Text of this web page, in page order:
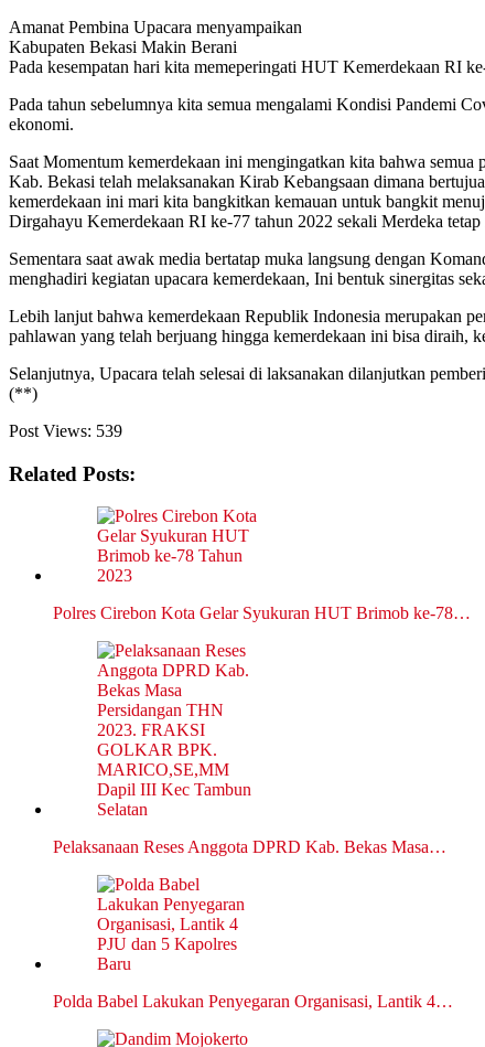
Amanat Pembina Upacara menyampaikan
Kabupaten Bekasi Makin Berani
Pada kesempatan hari kita memeperingati HUT Kemerdekaan RI
Pada tahun sebelumnya kita semua mengalami Kondisi Pandemi
ekonomi.
Saat Momentum kemerdekaan ini mengingatkan kita bahwa
Kab. Bekasi telah melaksanakan Kirab Kebangsaan dimana
kemerdekaan ini mari kita bangkitkan kemauan untuk bangkit
Dirgahayu Kemerdekaan RI ke-77 tahun 2022 sekali Merdeka tetap
Sementara saat awak media bertatap muka langsung dengan
menghadiri kegiatan upacara kemerdekaan, Ini bentuk sinergitas
Lebih lanjut bahwa kemerdekaan Republik Indonesia merupakan
pahlawan yang telah berjuang hingga kemerdekaan ini bisa
Selanjutnya, Upacara telah selesai di laksanakan dilanjutkan
(**)
Post Views: 539
Related Posts:
Polres Cirebon Kota Gelar Syukuran HUT Brimob ke-78…
Pelaksanaan Reses Anggota DPRD Kab. Bekas Masa…
Polda Babel Lakukan Penyegaran Organisasi, Lantik 4…